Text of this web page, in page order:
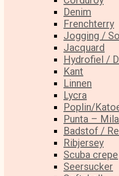
Denim
Frenchterry
Jogging /
Jacquard
Hydrofiel /
Kant
Linnen
Lycra
Poplin/
Punta –
Badstof /
Ribjersey
Scuba crepe
Seersucker